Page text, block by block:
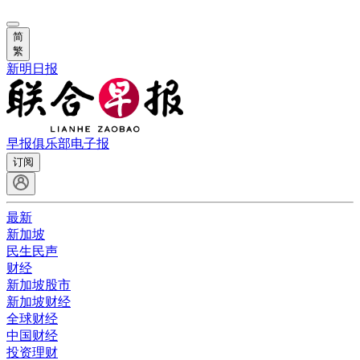
简
繁
新明日报
早报俱乐部电子报
订阅
最新
新加坡
民生民声
财经
新加坡股市
新加坡财经
全球财经
中国财经
投资理财